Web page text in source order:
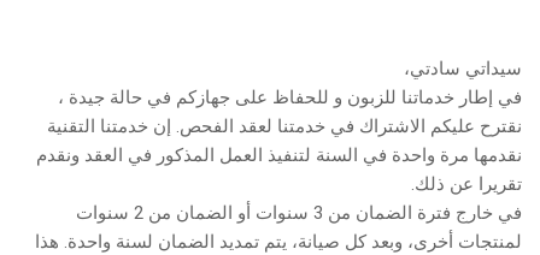
سيداتي سادتي،
في إطار خدماتنا للزبون و للحفاظ على جهازكم في حالة جيدة ،
نقترح عليكم الاشتراك في خدمتنا لعقد الفحص. إن خدمتنا التقنية
نقدمها مرة واحدة في السنة لتنفيذ العمل المذكور في العقد ونقدم
تقريرا عن ذلك.
في خارج فترة الضمان من 3 سنوات أو الضمان من 2 سنوات
لمنتجات أخرى، وبعد كل صيانة، يتم تمديد الضمان لسنة واحدة. هذا